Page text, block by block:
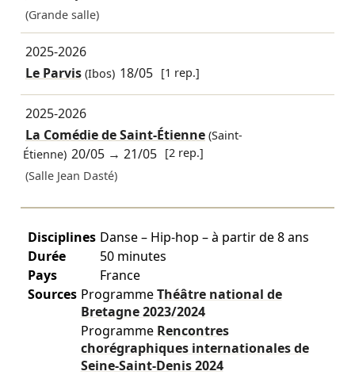
(Grande salle)
2025-2026
Le Parvis(Ibos) 18/05 [1 rep.]
2025-2026
La Comédie de Saint-Étienne(Saint-
Étienne) 20/05 →21/05 [2 rep.]
(Salle Jean Dasté)
Disciplines Danse – Hip-hop – à partir de 8 ans
Durée
50 minutes
Pays
France
Sources ProgrammeThéâtre national de
Bretagne2023/2024
Programme Rencontres
chorégraphiques internationales de
Seine-Saint-Denis2024